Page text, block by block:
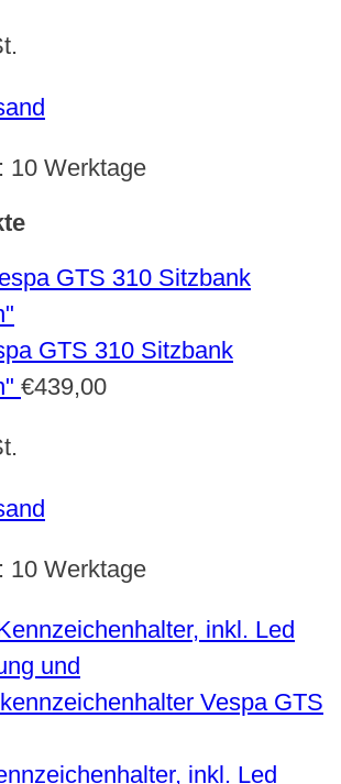
10 Werktage
GTS 310 Sitzbank
€439,00
10 Werktage
inkl. Led